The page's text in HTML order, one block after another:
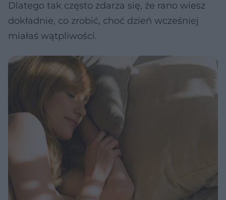
Dlatego tak często zdarza się, że rano wiesz
dokładnie, co zrobić, choć dzień wcześniej
miałaś wątpliwości.